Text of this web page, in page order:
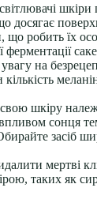
досягає
що робить їх
на
свою шкіру
впливом сонця
засіб
мертві
таких як